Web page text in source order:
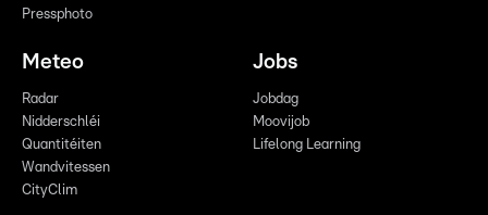
Pressphoto
Meteo
Radar
Nidderschléi
Quantitéiten
Wandvitessen
CityClim
Jobs
Jobdag
Moovijob
Lifelong Learning